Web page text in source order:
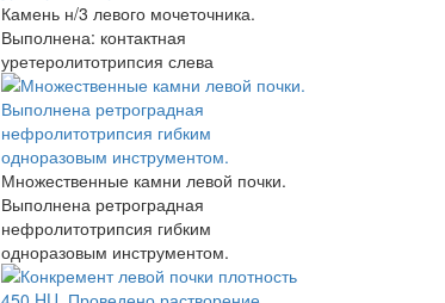
Камень н/3 левого мочеточника.
Выполнена: контактная
уретеролитотрипсия слева
Множественные камни левой почки.
Выполнена ретроградная
нефролитотрипсия гибким
одноразовым инструментом.